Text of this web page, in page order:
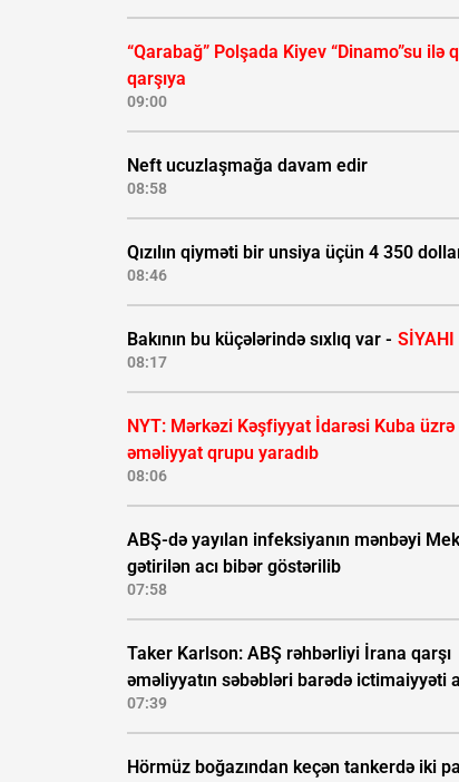
“Qarabağ” Polşada Kiyev “Dinamo”su ilə
qarşıya
09:00
Neft ucuzlaşmağa davam edir
08:58
Qızılın qiyməti bir unsiya üçün 4 350
08:46
Bakının bu küçələrində sıxlıq var - SİYAHI
08:17
NYT: Mərkəzi Kəşfiyyat İdarəsi Kuba
əməliyyat qrupu yaradıb
08:06
ABŞ-də yayılan infeksiyanın mənbəyi
gətirilən acı bibər göstərilib
07:58
Taker Karlson: ABŞ rəhbərliyi İrana qarşı
əməliyyatın səbəbləri barədə ictimaiyyəti
07:39
Hörmüz boğazından keçən tankerdə iki